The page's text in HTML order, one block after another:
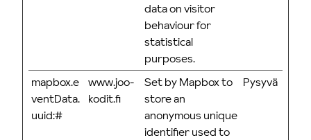
data on visitor
behaviour for
statistical
purposes.
mapbox.e
ventData.
uuid:#
www.joo-
kodit.fi
Set by Mapbox to
store an
anonymous unique
identifier used to
Pysyvä